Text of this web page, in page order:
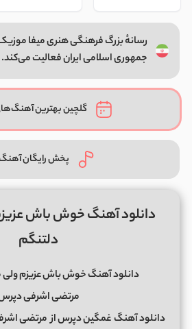
رسانهٔ بزرگ فرهنگی هنری میفا
جمهوری اسلامی ایران فعالیت می‌کند.
گلچین بهترین
پخش رایگان
دانلود آهنگ خوش باش
دلتنگم
دانلود آهنگ خوش باش عزیزم ولی
مرتضی اشرفی
دانلود آهنگغمگین دپرس ازمرتضی